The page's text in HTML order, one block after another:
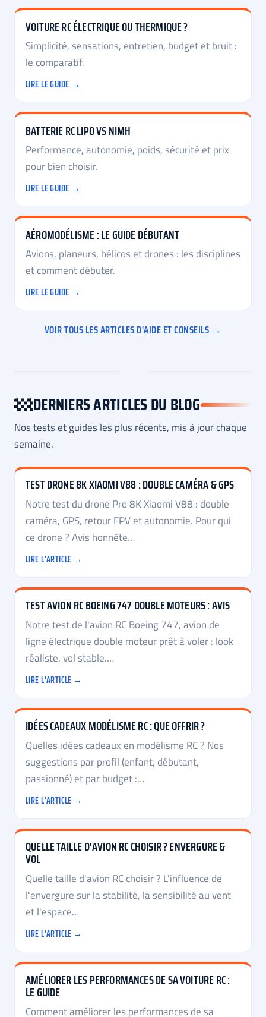
VOITURE RC ÉLECTRIQUE OU THERMIQUE ?
Simplicité, sensations, entretien, budget et bruit :
le comparatif.
LIRE LE GUIDE →
BATTERIE RC LIPO VS NIMH
Performance, autonomie, poids, sécurité et prix
pour bien choisir.
LIRE LE GUIDE →
AÉROMODÉLISME : LE GUIDE DÉBUTANT
Avions, planeurs, hélicos et drones : les disciplines
et comment débuter.
LIRE LE GUIDE →
VOIR TOUS LES ARTICLES D'AIDE ET CONSEILS →
DERNIERS ARTICLES DU BLOG
Nos tests et guides les plus récents, mis à jour chaque
semaine.
TEST DRONE 8K XIAOMI V88 : DOUBLE CAMÉRA & GPS
Notre test du drone Pro 8K Xiaomi V88 : double
caméra, GPS, retour FPV et autonomie. Pour qui
ce drone ? Avis honnête…
LIRE L'ARTICLE →
TEST AVION RC BOEING 747 DOUBLE MOTEURS : AVIS
Notre test de l'avion RC Boeing 747, avion de
ligne électrique double moteur prêt à voler : look
réaliste, vol stable.…
LIRE L'ARTICLE →
IDÉES CADEAUX MODÉLISME RC : QUE OFFRIR ?
Quelles idées cadeaux en modélisme RC ? Nos
suggestions par profil (enfant, débutant,
passionné) et par budget :…
LIRE L'ARTICLE →
QUELLE TAILLE D'AVION RC CHOISIR ? ENVERGURE &
VOL
Quelle taille d'avion RC choisir ? L'influence de
l'envergure sur la stabilité, la sensibilité au vent
et l'espace…
LIRE L'ARTICLE →
AMÉLIORER LES PERFORMANCES DE SA VOITURE RC :
LE GUIDE
Comment améliorer les performances de sa